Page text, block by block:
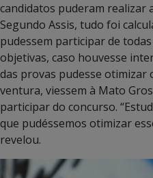
candidatos puderam realizar
Segundo Assis, tudo foi
pudessem participar de
objetivas, caso houvesse
das provas pudesse otimizar
ventura, viessem à Mato
participar do concurso.
que pudéssemos otimizar
revelou.